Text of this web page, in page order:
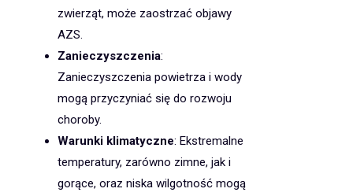
zwierząt, może zaostrzać objawy
AZS.
Zanieczyszczenia:
Zanieczyszczenia powietrza i wody
mogą przyczyniać się do rozwoju
choroby.
Warunki klimatyczne: Ekstremalne
temperatury, zarówno zimne, jak i
gorące, oraz niska wilgotność mogą